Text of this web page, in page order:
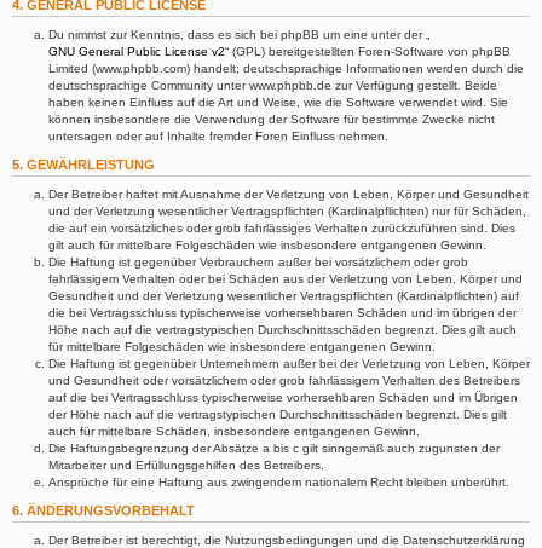
4. GENERAL PUBLIC LICENSE
Du nimmst zur Kenntnis, dass es sich bei phpBB um eine unter der „
GNU General Public License v2“ (GPL) bereitgestellten Foren-Software von phpBB
Limited (www.phpbb.com) handelt; deutschsprachige Informationen werden durch die
deutschsprachige Community unter www.phpbb.de zur Verfügung gestellt. Beide
haben keinen Einfluss auf die Art und Weise, wie die Software verwendet wird. Sie
können insbesondere die Verwendung der Software für bestimmte Zwecke nicht
untersagen oder auf Inhalte fremder Foren Einfluss nehmen.
5. GEWÄHRLEISTUNG
Der Betreiber haftet mit Ausnahme der Verletzung von Leben, Körper und Gesundheit
und der Verletzung wesentlicher Vertragspflichten (Kardinalpflichten) nur für Schäden,
die auf ein vorsätzliches oder grob fahrlässiges Verhalten zurückzuführen sind. Dies
gilt auch für mittelbare Folgeschäden wie insbesondere entgangenen Gewinn.
Die Haftung ist gegenüber Verbrauchern außer bei vorsätzlichem oder grob
fahrlässigem Verhalten oder bei Schäden aus der Verletzung von Leben, Körper und
Gesundheit und der Verletzung wesentlicher Vertragspflichten (Kardinalpflichten) auf
die bei Vertragsschluss typischerweise vorhersehbaren Schäden und im übrigen der
Höhe nach auf die vertragstypischen Durchschnittsschäden begrenzt. Dies gilt auch
für mittelbare Folgeschäden wie insbesondere entgangenen Gewinn.
Die Haftung ist gegenüber Unternehmern außer bei der Verletzung von Leben, Körper
und Gesundheit oder vorsätzlichem oder grob fahrlässigem Verhalten des Betreibers
auf die bei Vertragsschluss typischerweise vorhersehbaren Schäden und im Übrigen
der Höhe nach auf die vertragstypischen Durchschnittsschäden begrenzt. Dies gilt
auch für mittelbare Schäden, insbesondere entgangenen Gewinn.
Die Haftungsbegrenzung der Absätze a bis c gilt sinngemäß auch zugunsten der
Mitarbeiter und Erfüllungsgehilfen des Betreibers.
Ansprüche für eine Haftung aus zwingendem nationalem Recht bleiben unberührt.
6. ÄNDERUNGSVORBEHALT
Der Betreiber ist berechtigt, die Nutzungsbedingungen und die Datenschutzerklärung